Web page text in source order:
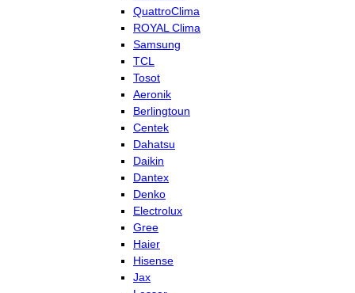
QuattroClima
ROYAL Clima
Samsung
TCL
Tosot
Aeronik
Berlingtoun
Centek
Dahatsu
Daikin
Dantex
Denko
Electrolux
Gree
Haier
Hisense
Jax